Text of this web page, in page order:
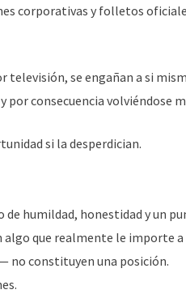
corporativas y folletos
televisión, se engañan a si
por consecuencia volviéndose
si la desperdician.
humildad, honestidad y un
que realmente le importe a
no constituyen una posición.